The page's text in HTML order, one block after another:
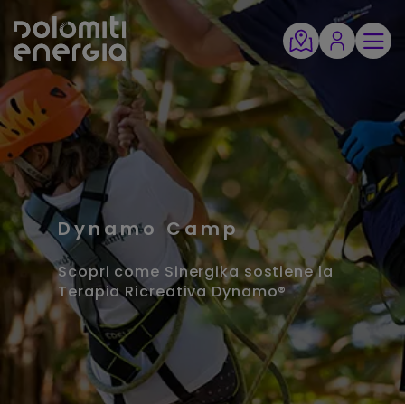
Dynamo Camp
Scopri come Sinergika sostiene la
Terapia Ricreativa Dynamo®